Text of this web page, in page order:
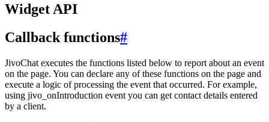
Widget API
Callback functions#
JivoChat executes the functions listed below to report about an event
on the page. You can declare any of these functions on the page and
execute a logic of processing the event that occurred. For example,
using jivo_onIntroduction event you can get contact details entered
by a client.